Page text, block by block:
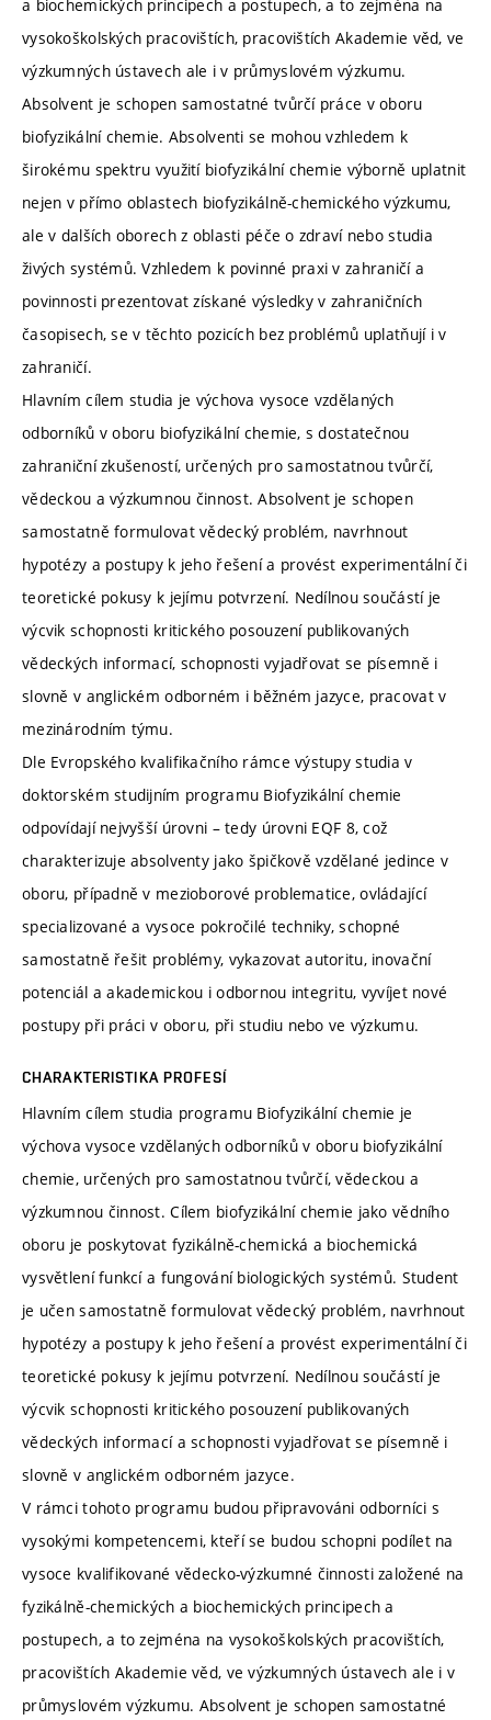
a biochemických principech a postupech, a to zejména na
vysokoškolských pracovištích, pracovištích Akademie věd, ve
výzkumných ústavech ale i v průmyslovém výzkumu.
Absolvent je schopen samostatné tvůrčí práce v oboru
biofyzikální chemie. Absolventi se mohou vzhledem k
širokému spektru využití biofyzikální chemie výborně uplatnit
nejen v přímo oblastech biofyzikálně-chemického výzkumu,
ale v dalších oborech z oblasti péče o zdraví nebo studia
živých systémů. Vzhledem k povinné praxi v zahraničí a
povinnosti prezentovat získané výsledky v zahraničních
časopisech, se v těchto pozicích bez problémů uplatňují i v
zahraničí.
Hlavním cílem studia je výchova vysoce vzdělaných
odborníků v oboru biofyzikální chemie, s dostatečnou
zahraniční zkušeností, určených pro samostatnou tvůrčí,
vědeckou a výzkumnou činnost. Absolvent je schopen
samostatně formulovat vědecký problém, navrhnout
hypotézy a postupy k jeho řešení a provést experimentální či
teoretické pokusy k jejímu potvrzení. Nedílnou součástí je
výcvik schopnosti kritického posouzení publikovaných
vědeckých informací, schopnosti vyjadřovat se písemně i
slovně v anglickém odborném i běžném jazyce, pracovat v
mezinárodním týmu.
Dle Evropského kvalifikačního rámce výstupy studia v
doktorském studijním programu Biofyzikální chemie
odpovídají nejvyšší úrovni – tedy úrovni EQF 8, což
charakterizuje absolventy jako špičkově vzdělané jedince v
oboru, případně v mezioborové problematice, ovládající
specializované a vysoce pokročilé techniky, schopné
samostatně řešit problémy, vykazovat autoritu, inovační
potenciál a akademickou i odbornou integritu, vyvíjet nové
postupy při práci v oboru, při studiu nebo ve výzkumu.
CHARAKTERISTIKA PROFESÍ
Hlavním cílem studia programu Biofyzikální chemie je
výchova vysoce vzdělaných odborníků v oboru biofyzikální
chemie, určených pro samostatnou tvůrčí, vědeckou a
výzkumnou činnost. Cílem biofyzikální chemie jako vědního
oboru je poskytovat fyzikálně-chemická a biochemická
vysvětlení funkcí a fungování biologických systémů. Student
je učen samostatně formulovat vědecký problém, navrhnout
hypotézy a postupy k jeho řešení a provést experimentální či
teoretické pokusy k jejímu potvrzení. Nedílnou součástí je
výcvik schopnosti kritického posouzení publikovaných
vědeckých informací a schopnosti vyjadřovat se písemně i
slovně v anglickém odborném jazyce.
V rámci tohoto programu budou připravováni odborníci s
vysokými kompetencemi, kteří se budou schopni podílet na
vysoce kvalifikované vědecko-výzkumné činnosti založené na
fyzikálně-chemických a biochemických principech a
postupech, a to zejména na vysokoškolských pracovištích,
pracovištích Akademie věd, ve výzkumných ústavech ale i v
průmyslovém výzkumu. Absolvent je schopen samostatné